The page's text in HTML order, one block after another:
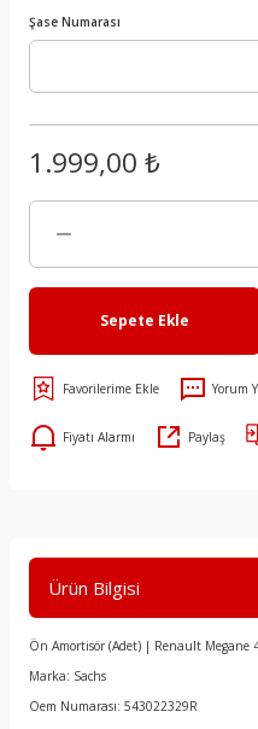
Şase Numarası
1.999,00 ₺
Sepete Ekle
Yorum
Fiyatı Alarmı Paylaş
Ürün Bilgisi
Ön Amortisör (Adet) | Renault Megane
Marka: Sachs
Oem Numarası: 543022329R